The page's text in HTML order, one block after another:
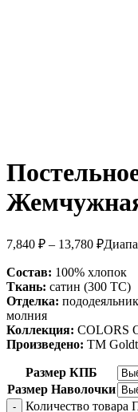
7,840 ₽ – 13,780 ₽
Состав: 100% хлопок
Ткань: сатин (300 ТС)
Отделка:
молния
Коллекция: COLORS
Произведено: ТМ
Размер КПБ
Размер Наволочки
Количество товара